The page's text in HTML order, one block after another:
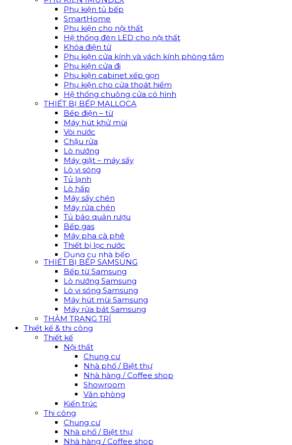
Phụ kiện tủ bếp
SmartHome
Phụ kiện cho nội thất
Hệ thống đèn LED cho nội thất
Khóa điện tử
Phụ kiện cửa kính và vách kính phòng tắm
Phụ kiện cửa đi
Phụ kiện cabinet xếp gọn
Phụ kiện cho cửa thoát hiểm
Hệ thống chuông cửa có hình
THIẾT BỊ BẾP MALLOCA
Bếp điện – từ
Máy hút khử mùi
Vòi nước
Chậu rửa
Lò nướng
Máy giặt – máy sấy
Lò vi sóng
Tủ lạnh
Lò hấp
Máy sấy chén
Máy rửa chén
Tủ bảo quản rượu
Bếp gas
Máy pha cà phê
Thiết bị lọc nước
Dụng cụ nhà bếp
THIẾT BỊ BẾP SAMSUNG
Bếp từ Samsung
Lò nướng Samsung
Lò vi sóng Samsung
Máy hút mùi Samsung
Máy rửa bát Samsung
THẢM TRANG TRÍ
Thiết kế & thi công
Thiết kế
Nội thất
Chung cư
Nhà phố / Biệt thự
Nhà hàng / Coffee shop
Showroom
Văn phòng
Kiến trúc
Thi công
Chung cư
Nhà phố / Biệt thự
Nhà hàng / Coffee shop